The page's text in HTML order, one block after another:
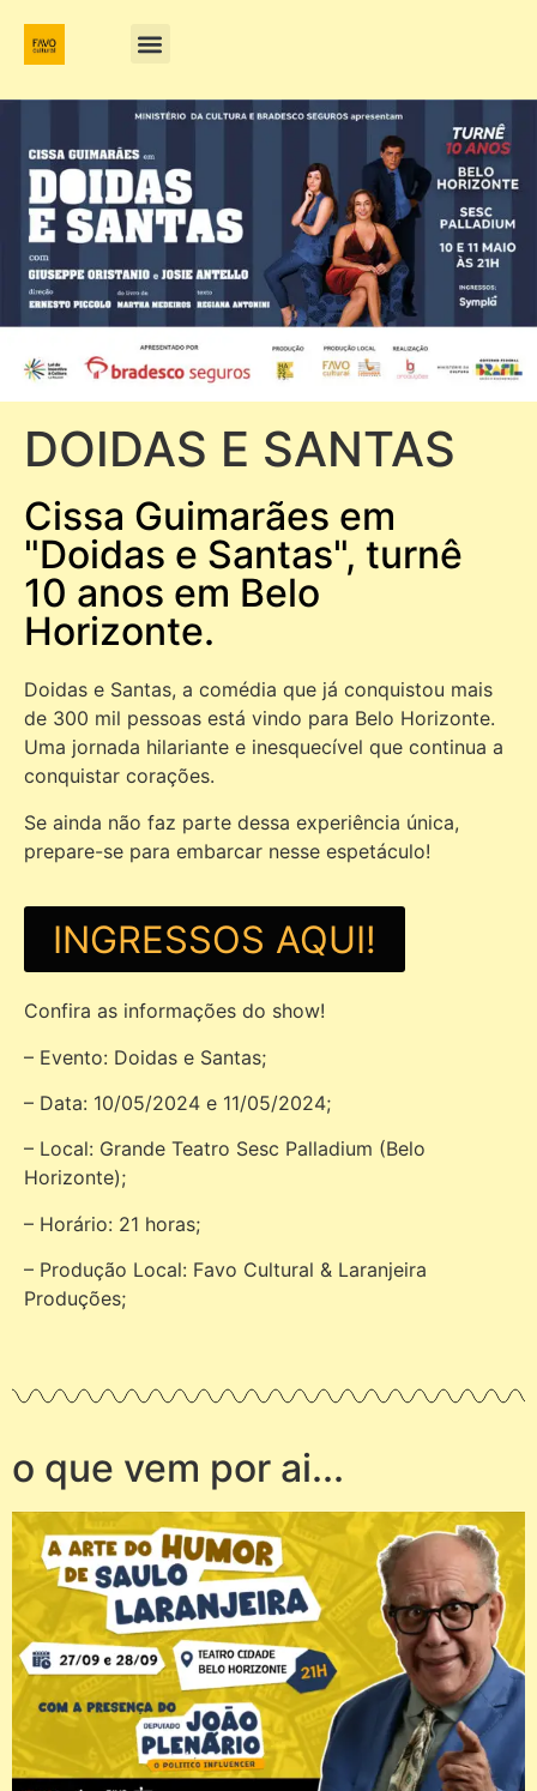
DOIDAS E SANTAS
Cissa Guimarães em
"Doidas e Santas", turnê
10 anos em Belo
Horizonte.
Doidas e Santas, a comédia que já conquistou mais
de 300 mil pessoas está vindo para Belo Horizonte.
Uma jornada hilariante e inesquecível que continua a
conquistar corações.
Se ainda não faz parte dessa experiência única,
prepare-se para embarcar nesse espetáculo!
INGRESSOS AQUI!
Confira as informações do show!
– Evento: Doidas e Santas;
– Data: 10/05/2024 e 11/05/2024;
– Local: Grande Teatro Sesc Palladium (Belo
Horizonte);
– Horário: 21 horas;
– Produção Local: Favo Cultural & Laranjeira
Produções;
o que vem por ai...